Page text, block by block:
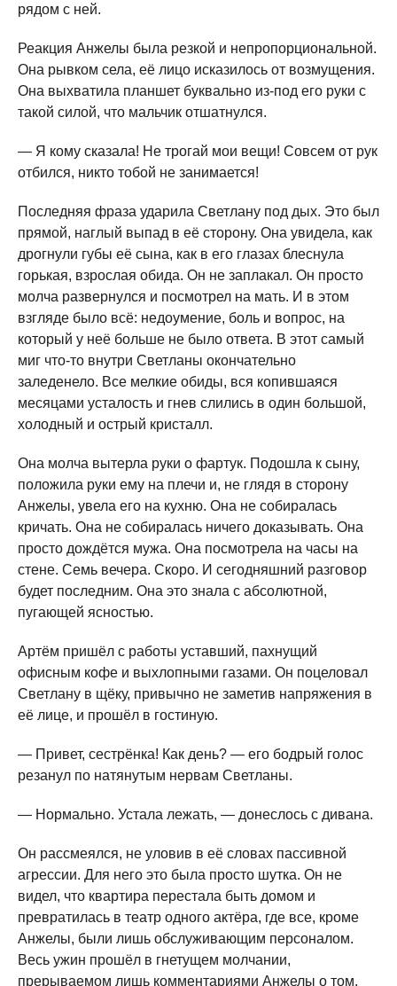
рядом с ней.
Реакция Анжелы была резкой и непропорциональной.
Она рывком села, её лицо исказилось от возмущения.
Она выхватила планшет буквально из-под его руки с
такой силой, что мальчик отшатнулся.
— Я кому сказала! Не трогай мои вещи! Совсем от рук
отбился, никто тобой не занимается!
Последняя фраза ударила Светлану под дых. Это был
прямой, наглый выпад в её сторону. Она увидела, как
дрогнули губы её сына, как в его глазах блеснула
горькая, взрослая обида. Он не заплакал. Он просто
молча развернулся и посмотрел на мать. И в этом
взгляде было всё: недоумение, боль и вопрос, на
который у неё больше не было ответа. В этот самый
миг что-то внутри Светланы окончательно
заледенело. Все мелкие обиды, вся копившаяся
месяцами усталость и гнев слились в один большой,
холодный и острый кристалл.
Она молча вытерла руки о фартук. Подошла к сыну,
положила руки ему на плечи и, не глядя в сторону
Анжелы, увела его на кухню. Она не собиралась
кричать. Она не собиралась ничего доказывать. Она
просто дождётся мужа. Она посмотрела на часы на
стене. Семь вечера. Скоро. И сегодняшний разговор
будет последним. Она это знала с абсолютной,
пугающей ясностью.
Артём пришёл с работы уставший, пахнущий
офисным кофе и выхлопными газами. Он поцеловал
Светлану в щёку, привычно не заметив напряжения в
её лице, и прошёл в гостиную.
— Привет, сестрёнка! Как день? — его бодрый голос
резанул по натянутым нервам Светланы.
— Нормально. Устала лежать, — донеслось с дивана.
Он рассмеялся, не уловив в её словах пассивной
агрессии. Для него это была просто шутка. Он не
видел, что квартира перестала быть домом и
превратилась в театр одного актёра, где все, кроме
Анжелы, были лишь обслуживающим персоналом.
Весь ужин прошёл в гнетущем молчании,
прерываемом лишь комментариями Анжелы о том,